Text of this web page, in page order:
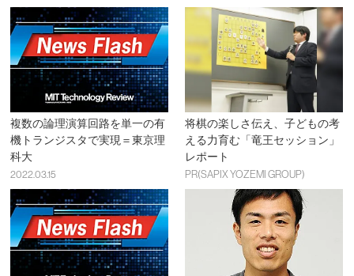
複数の論理演算回路を単一の有
機トランジスタで実現＝東京理
科大
2022.03.15
将棋の楽しさ伝え、子どもの考
える力育む「竜王セッション」
レポート
PR(SAPIX YOZEMI GROUP)